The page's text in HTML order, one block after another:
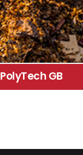
PolyTech GB